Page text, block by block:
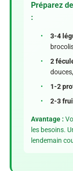
Préparez
:
• 3-4
•
2
•
1-2
•
2-3
Avantage :
les besoins.
lendemain